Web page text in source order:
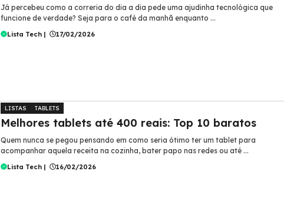
Já percebeu como a correria do dia a dia pede uma ajudinha tecnológica que
funcione de verdade? Seja para o café da manhã enquanto ...
Lista Tech | 17/02/2026
LISTAS TABLETS
Melhores tablets até 400 reais: Top 10 baratos
Quem nunca se pegou pensando em como seria ótimo ter um tablet para
acompanhar aquela receita na cozinha, bater papo nas redes ou até ...
Lista Tech | 16/02/2026